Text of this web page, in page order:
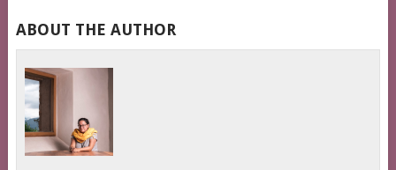
ABOUT THE AUTHOR